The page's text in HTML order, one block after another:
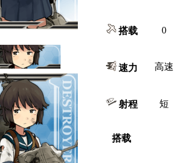
搭载 0
速力 高速
射程 短
搭载